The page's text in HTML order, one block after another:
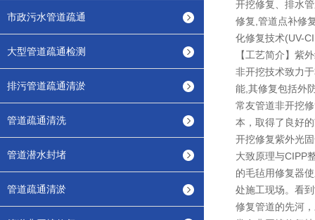
市政污水管道疏通
大型管道疏通检测
排污管道疏通清淤
管道疏通清洗
管道潜水封堵
管道疏通清淤
开挖修复、排水
修复,管道点补修
化修复技术(UV-
【工艺简介】紫
非开挖技术致力
能,其修复包括外
常友管道非开挖
本，取得了良好
开挖修复紫外光
大致原理与CIPP
的毛毡用修复器
处施工现场。看
修复管道的先河